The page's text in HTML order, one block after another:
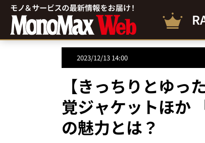
2023/12/13 14:00
【きっちりとゆっ
覚ジャケットほか
の魅力とは？